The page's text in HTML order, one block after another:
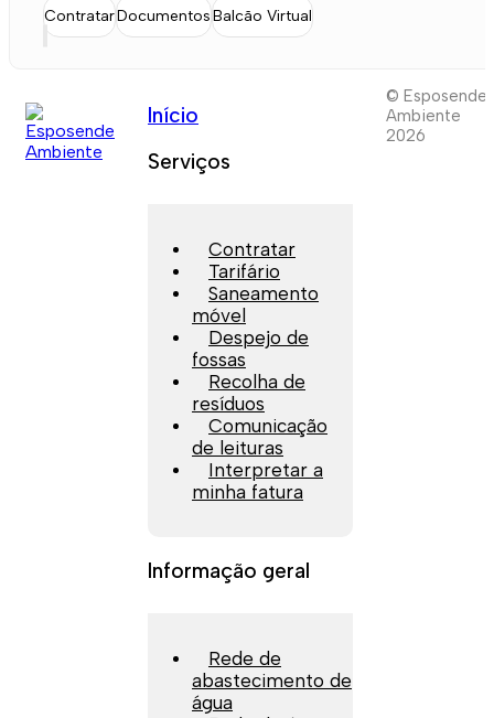
ContratarDocumentosBalcão Virtual
Início
Serviços
Contratar
Tarifário
Saneamento
móvel
Despejo de
fossas
Recolha de
resíduos
Comunicação
de leituras
Interpretar a
minha fatura
Informação geral
Rede de
abastecimento de
água
© Esposende
Ambiente
2026